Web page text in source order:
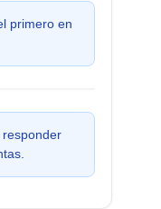
primero en